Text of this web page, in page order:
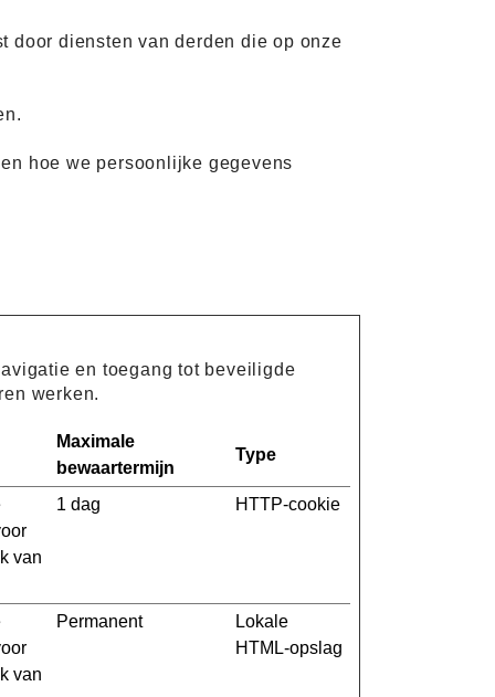
door diensten van derden die op onze
hoe we persoonlijke gegevens
en toegang tot beveiligde
werken.
Maximale
bewaartermijn
Type
van
1 dag HTTP-cookie
van
Permanent
Lokale
HTML-opslag